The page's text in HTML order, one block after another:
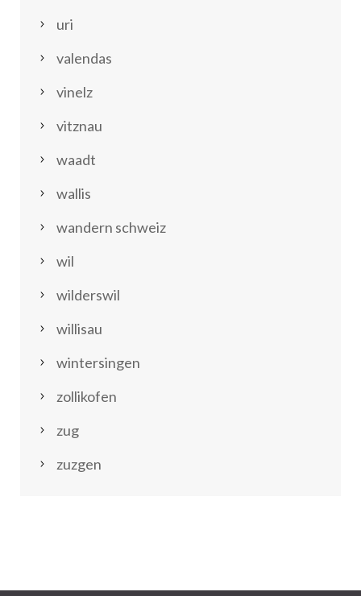
uri
valendas
vinelz
vitznau
waadt
wallis
wandern schweiz
wil
wilderswil
willisau
wintersingen
zollikofen
zug
zuzgen